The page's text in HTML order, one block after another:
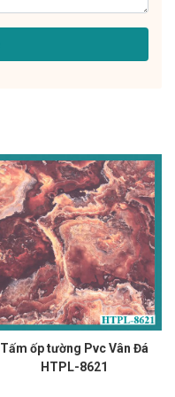
Tấm ốp tường Pvc Vân Đá
HTPL-8621